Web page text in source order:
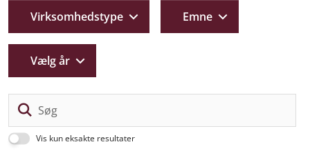
Vis kun eksakte resultater
Virksomhedstype Emne
Vælg år